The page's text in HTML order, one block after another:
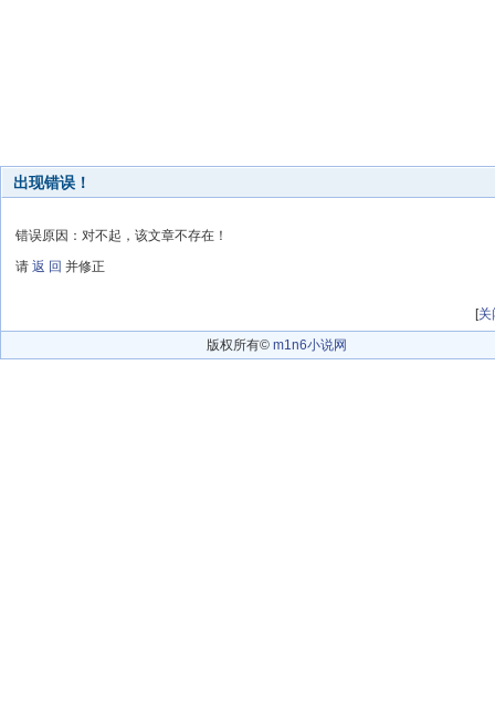
出现错误！
错误原因：对不起，该文章不存在！
请 返 回 并修正
[关
版权所有© m1n6小说网